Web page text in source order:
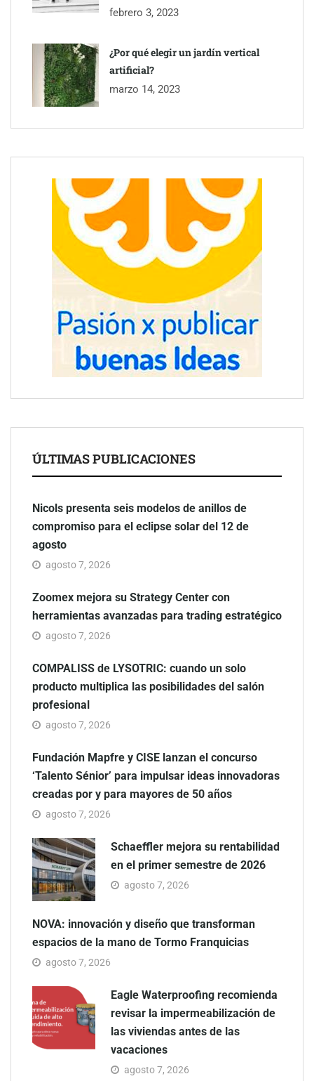
febrero 3, 2023
¿Por qué elegir un jardín vertical
artificial?
marzo 14, 2023
ÚLTIMAS PUBLICACIONES
Nicols presenta seis modelos de anillos de
compromiso para el eclipse solar del 12 de
agosto
agosto 7, 2026
Zoomex mejora su Strategy Center con
herramientas avanzadas para trading estratégico
agosto 7, 2026
COMPALISS de LYSOTRIC: cuando un solo
producto multiplica las posibilidades del salón
profesional
agosto 7, 2026
Fundación Mapfre y CISE lanzan el concurso
‘Talento Sénior’ para impulsar ideas innovadoras
creadas por y para mayores de 50 años
agosto 7, 2026
Schaeffler mejora su rentabilidad
en el primer semestre de 2026
agosto 7, 2026
NOVA: innovación y diseño que transforman
espacios de la mano de Tormo Franquicias
agosto 7, 2026
Eagle Waterproofing recomienda
revisar la impermeabilización de
las viviendas antes de las
vacaciones
agosto 7, 2026